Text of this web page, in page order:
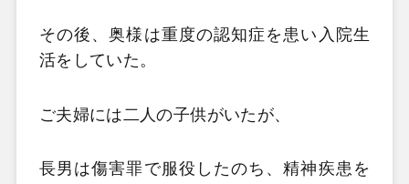
その後、奥様は重度の認知症を患い入院生
活をしていた。
ご夫婦には二人の子供がいたが、
長男は傷害罪で服役したのち、精神疾患を